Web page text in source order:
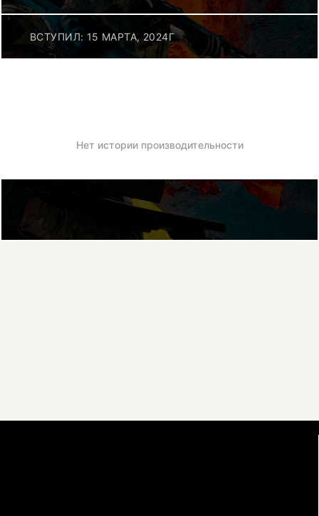
ВСТУПИЛ: 15 МАРТА, 2024Г
Нет истории производительности